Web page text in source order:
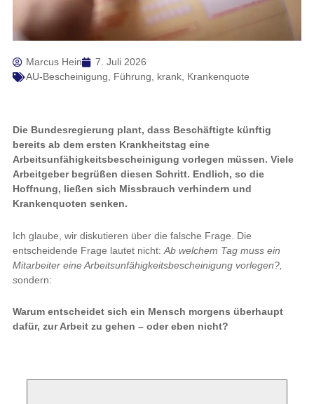
Marcus Hein
7. Juli 2026
AU-Bescheinigung, Führung, krank, Krankenquote
Die Bundesregierung plant, dass Beschäftigte künftig
bereits ab dem ersten Krankheitstag eine
Arbeitsunfähigkeitsbescheinigung vorlegen müssen. Viele
Arbeitgeber begrüßen diesen Schritt. Endlich, so die
Hoffnung, ließen sich Missbrauch verhindern und
Krankenquoten senken.
Ich glaube, wir diskutieren über die falsche Frage. Die
entscheidende Frage lautet nicht: Ab welchem Tag muss ein
Mitarbeiter eine Arbeitsunfähigkeitsbescheinigung vorlegen?,
sondern:
Warum entscheidet sich ein Mensch morgens überhaupt
dafür, zur Arbeit zu gehen – oder eben nicht?